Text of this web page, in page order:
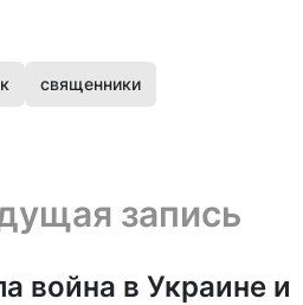
священники
и следующая запись
запись
война в Украине и